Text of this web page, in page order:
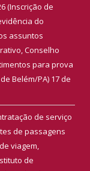
(Inscrição de
do
assuntos
Conselho
para prova
Belém/PA) 17 de
de serviço
de passagens
viagem,
de